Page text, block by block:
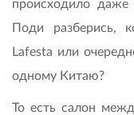
происходило даже
Поди разберись,
Lafesta или
одному Китаю?
То есть салон